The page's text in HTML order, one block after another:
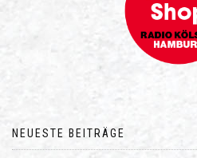
NEUESTE BEITRÄGE